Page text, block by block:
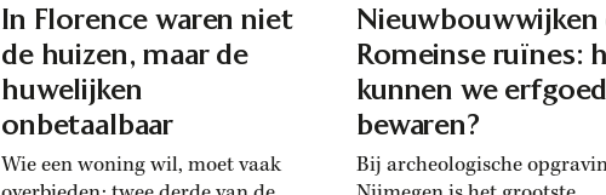
In Florence waren niet
de huizen, maar de
huwelijken
onbetaalbaar
Wie een woning wil, moet vaak
Nieuwbouwwijken
Romeinse ruïnes:
kunnen we erfgoed
bewaren?
Bij archeologische